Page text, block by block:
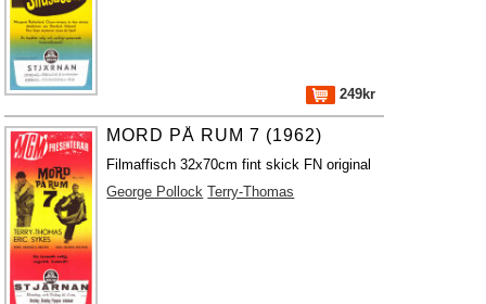
249kr
MORD PÅ RUM 7 (1962)
Filmaffisch 32x70cm fint skick FN original
George Pollock Terry-Thomas